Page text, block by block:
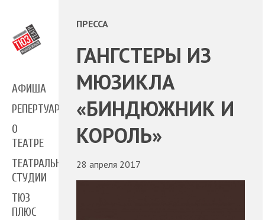
АФИША
РЕПЕРТУАР
О
ТЕАТРЕ
ТЕАТРАЛЬНЫЕ
СТУДИИ
ТЮЗ
ПЛЮС
ПРЕССА
ГАНГСТЕРЫ ИЗ
МЮЗИКЛА
«БИНДЮЖНИК И
КОРОЛЬ»
28 апреля 2017